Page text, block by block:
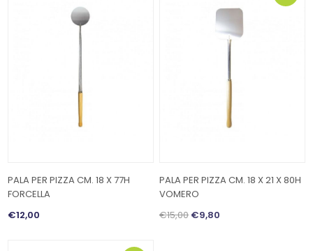
PALA PER PIZZA CM. 18 X 77H
FORCELLA
€12,00
PALA PER PIZZA CM. 18 X 21 X 80H
VOMERO
€15,00€9,80